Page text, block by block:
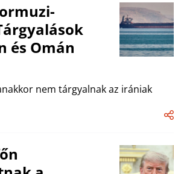
és Omán
nem tárgyalnak az irániak